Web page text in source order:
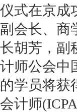
仪式在京成
副会长、商
长胡芳，副
计师公会中
的学员将获
会计师